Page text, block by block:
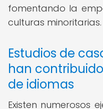
fomentando la
culturas minoritarias.
Estudios de
han
de idiomas
Existen numerosos